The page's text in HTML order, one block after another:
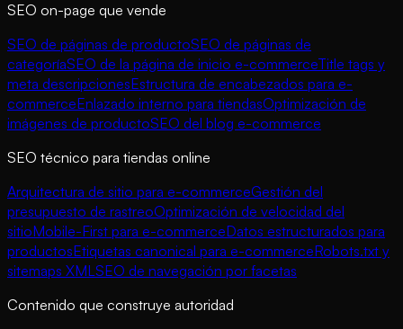
SEO on-page que vende
SEO de páginas de productoSEO de páginas de
categoríaSEO de la página de inicio e-commerceTitle tags y
meta descripcionesEstructura de encabezados para e-
commerceEnlazado interno para tiendasOptimización de
imágenes de productoSEO del blog e-commerce
SEO técnico para tiendas online
Arquitectura de sitio para e-commerceGestión del
presupuesto de rastreoOptimización de velocidad del
sitioMobile-First para e-commerceDatos estructurados para
productosEtiquetas canonical para e-commerceRobots.txt y
sitemaps XMLSEO de navegación por facetas
Contenido que construye autoridad